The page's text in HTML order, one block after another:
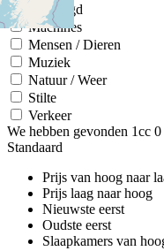
Gemengd
Machines
Mensen / Dieren
Muziek
Natuur / Weer
Stilte
Verkeer
We hebben gevonden 1cc 0
Standaard
Prijs van hoog naar
Prijs laag naar hoog
Nieuwste eerst
Oudste eerst
Slaapkamers van